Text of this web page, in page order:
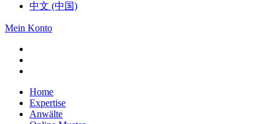
中文 (中国)
Mein Konto
Home
Expertise
Anwälte